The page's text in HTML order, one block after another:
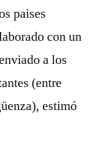
paises
con un
a los
(entre
estimó